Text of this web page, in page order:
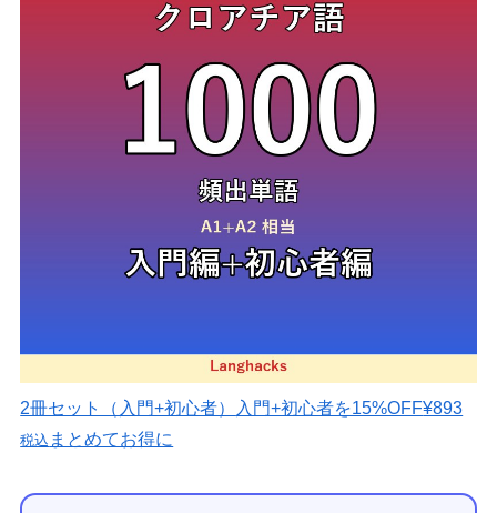
2冊セット（入門+初心者） 入門+初心者を15%OFF¥893
税込 まとめてお得に